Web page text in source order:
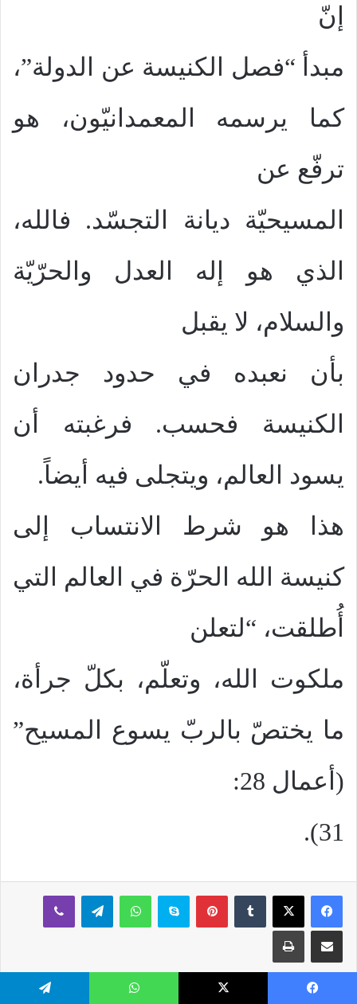
إنّ
مبدأ “فصل الكنيسة عن الدولة”،
كما يرسمه المعمدانيّون، هو
ترفّع عن
المسيحيّة ديانة التجسّد. فالله،
الذي هو إله العدل والحرّيّة
والسلام، لا يقبل
بأن نعبده في حدود جدران
الكنيسة فحسب. فرغبته أن
يسود العالم، ويتجلى فيه أيضاً.
هذا هو شرط الانتساب إلى
كنيسة الله الحرّة في العالم التي
أُطلقت، “لتعلن
ملكوت الله، وتعلّم، بكلّ جرأة،
ما يختصّ بالربّ يسوع المسيح”
(أعمال 28:
31).
بينتيريستسكايب واتساب تيلقرام ڤايبر
مشاركة عبر البريد طباعة